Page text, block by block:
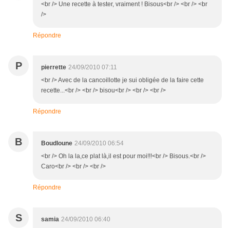
<br /> Une recette à tester, vraiment ! Bisous<br /> <br /> <br
/>
Répondre
P pierrette 24/09/2010 07:11
<br /> Avec de la cancoillotte je sui obligée de la faire cette
recette...<br /> <br /> bisou<br /> <br /> <br />
Répondre
B Boudloune 24/09/2010 06:54
<br /> Oh la la,ce plat là,il est pour moi!!!<br /> Bisous.<br />
Caro<br /> <br /> <br />
Répondre
S samia 24/09/2010 06:40